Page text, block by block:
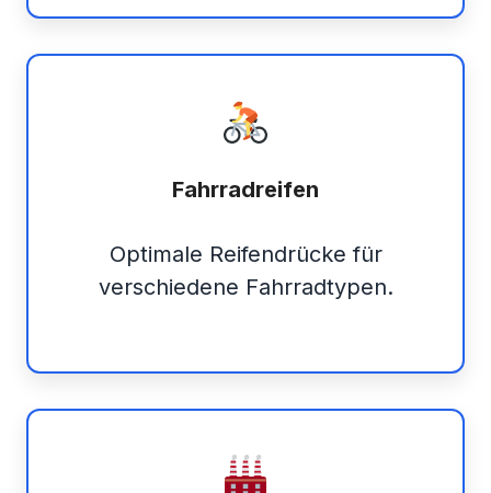
Fahrradreifen
Optimale Reifendrücke für
verschiedene Fahrradtypen.